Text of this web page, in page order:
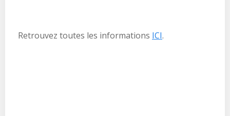
Retrouvez toutes les informations ICI.